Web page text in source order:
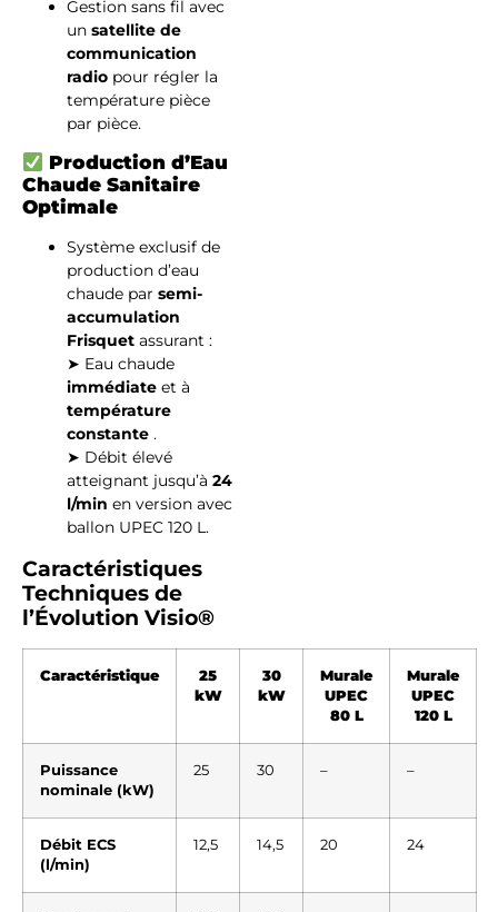
Gestion sans fil avec
un satellite de
communication
radio pour régler la
température pièce
par pièce.
Production d’Eau
Chaude Sanitaire
Optimale
Système exclusif de
production d’eau
chaude par semi-
accumulation
Frisquet assurant :
➤ Eau chaude
immédiate et à
température
constante .
➤ Débit élevé
atteignant jusqu’à 24
l/min en version avec
ballon UPEC 120 L.
Caractéristiques
Techniques de
l’Évolution Visio®
Caractéristique
25
kW
30
kW
Murale
UPEC
80 L
Murale
UPEC
120 L
Puissance
nominale (kW)
25 30 – –
Débit ECS
(l/min)
12,5 14,5 20 24